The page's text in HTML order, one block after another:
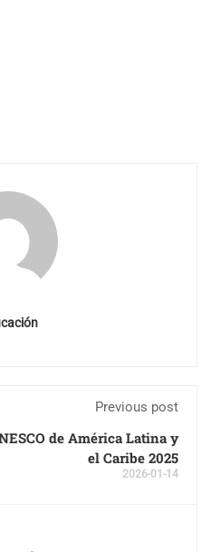
Previous post
de América Latina y
el Caribe 2025
2026-01-14